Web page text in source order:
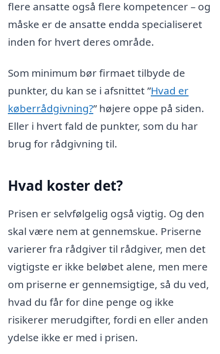
flere ansatte også flere kompetencer – og
måske er de ansatte endda specialiseret
inden for hvert deres område.
Som minimum bør firmaet tilbyde de
punkter, du kan se i afsnittet ”Hvad er
køberrådgivning?” højere oppe på siden.
Eller i hvert fald de punkter, som du har
brug for rådgivning til.
Hvad koster det?
Prisen er selvfølgelig også vigtig. Og den
skal være nem at gennemskue. Priserne
varierer fra rådgiver til rådgiver, men det
vigtigste er ikke beløbet alene, men mere
om priserne er gennemsigtige, så du ved,
hvad du får for dine penge og ikke
risikerer merudgifter, fordi en eller anden
ydelse ikke er med i prisen.